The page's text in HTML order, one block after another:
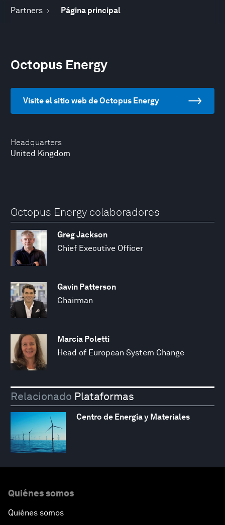
Partners Página principal
Headquarters
United Kingdom
Octopus Energy
Visite el sitio web de Octopus Energy
Octopus Energy colaboradores
Greg Jackson
Chief Executive Officer
Gavin Patterson
Chairman
Marcia Poletti
Head of European System Change
Relacionado Plataformas
Centro de Energía y Materiales
Quiénes somos
Quiénes somos